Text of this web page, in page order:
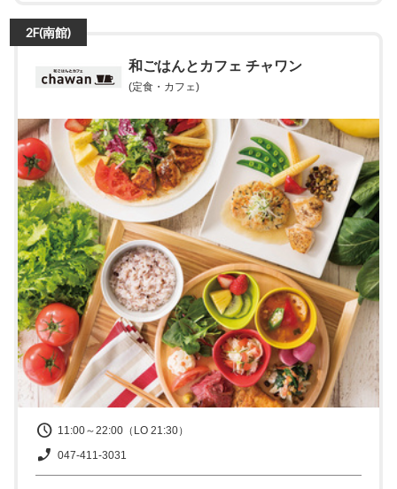
2F(南館)
和ごはんとカフェ チャワン
(定食・カフェ)
11:00～22:00（LO 21:30）
047-411-3031